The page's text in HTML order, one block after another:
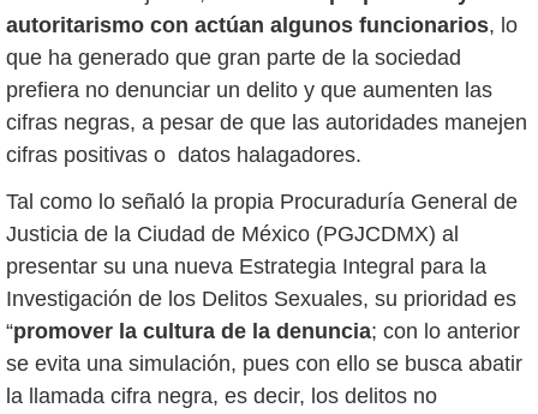
autoritarismo con actúan algunos funcionarios, lo
que ha generado que gran parte de la sociedad
prefiera no denunciar un delito y que aumenten las
cifras negras, a pesar de que las autoridades manejen
cifras positivas o datos halagadores.
Tal como lo señaló la propia Procuraduría General de
Justicia de la Ciudad de México (PGJCDMX) al
presentar su una nueva Estrategia Integral para la
Investigación de los Delitos Sexuales, su prioridad es
“promover la cultura de la denuncia; con lo anterior
se evita una simulación, pues con ello se busca abatir
la llamada cifra negra, es decir, los delitos no